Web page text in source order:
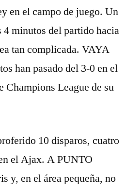
en el campo de juego. Un
4 minutos del partido hacia
tan complicada. VAYA
han pasado del 3-0 en el
Champions League de su
10 disparos, cuatro
el Ajax. A PUNTO
y, en el área pequeña, no